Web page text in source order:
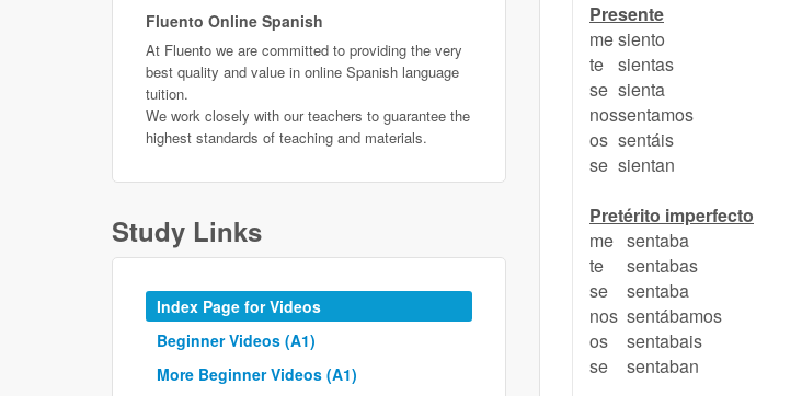
Fluento Online Spanish
At Fluento we are committed to providing the very
best quality and value in online Spanish language
tuition.
We work closely with our teachers to guarantee the
highest standards of teaching and materials.
Study Links
Index Page for Videos
Beginner Videos (A1)
More Beginner Videos (A1)
Presente
mesiento
te sientas
se sienta
nossentamos
os sentáis
se sientan
Pretérito imperfecto
me sentaba
te
sentabas
se
sentaba
nos sentábamos
os
sentabais
se
sentaban